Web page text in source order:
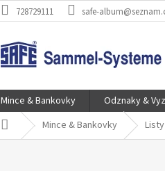
728729111 safe-
Mince & Bankovky Odznaky &
Domů Mince & Bankovky